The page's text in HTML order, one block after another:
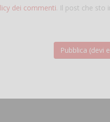
dei commenti. Il post che sto